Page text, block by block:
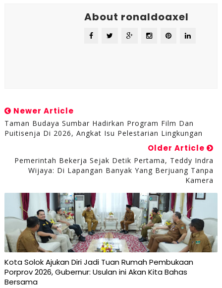
About ronaldoaxel
Newer Article
Taman Budaya Sumbar Hadirkan Program Film Dan
Puitisenja Di 2026, Angkat Isu Pelestarian Lingkungan
Older Article
Pemerintah Bekerja Sejak Detik Pertama, Teddy Indra
Wijaya: Di Lapangan Banyak Yang Berjuang Tanpa
Kamera
Kota Solok Ajukan Diri Jadi Tuan Rumah Pembukaan
Porprov 2026, Gubernur: Usulan ini Akan Kita Bahas
Bersama